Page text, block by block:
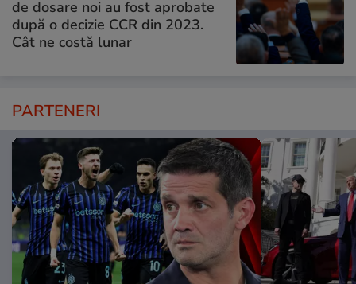
de dosare noi au fost aprobate
după o decizie CCR din 2023.
Cât ne costă lunar
PARTENERI